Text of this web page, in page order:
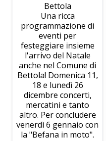
Bettola
Una ricca
programmazione di
eventi per
festeggiare insieme
l'arrivo del Natale
anche nel Comune di
Bettola! Domenica 11,
18 e lunedì 26
dicembre concerti,
mercatini e tanto
altro. Per concludere
venerdì 6 gennaio con
la "Befana in moto".